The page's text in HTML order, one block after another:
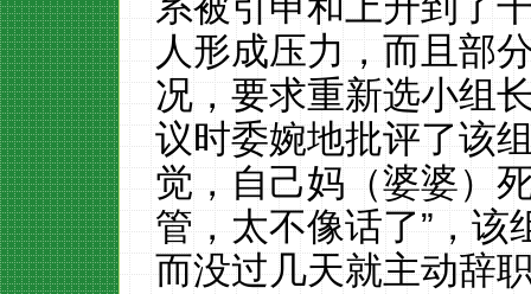
人形成压力，而且部
况，要求重新选小组
议时委婉地批评了该
觉，自己妈（婆婆）
管，太不像话了”，该
而没过几天就主动辞